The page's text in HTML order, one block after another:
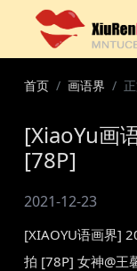
首页 画语界
[XiaoYu画
[78P]
2021-12-23
[XIAOYU语画界]
拍 [78P] 女神@王